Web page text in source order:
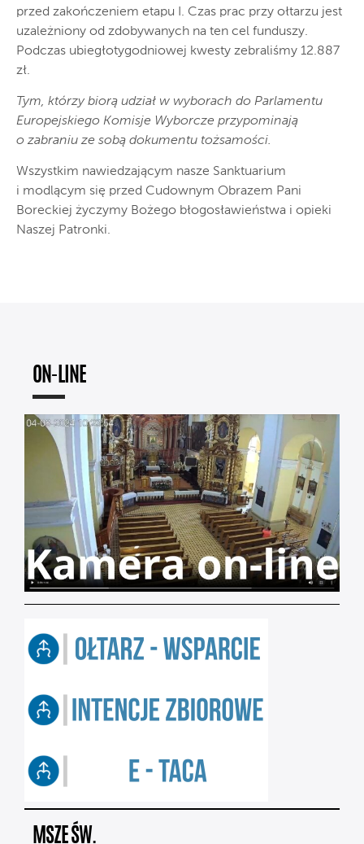
przed zakończeniem etapu I. Czas prac przy ołtarzu jest
uzależniony od zdobywanych na ten cel funduszy.
Podczas ubiegłotygodniowej kwesty zebraliśmy 12.887
zł.
Tym, którzy biorą udział w wyborach do Parlamentu
Europejskiego Komisje Wyborcze przypominają
o zabraniu ze sobą dokumentu tożsamości.
Wszystkim nawiedzającym nasze Sanktuarium
i modlącym się przed Cudownym Obrazem Pani
Boreckiej życzymy Bożego błogosławieństwa i opieki
Naszej Patronki.
ON-LINE
MSZE ŚW.